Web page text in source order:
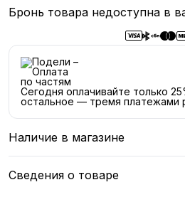
Бронь товара недоступна в
Сегодня оплачивайте только
остальное — тремя платежами
Наличие в магазине
Сведения о товаре